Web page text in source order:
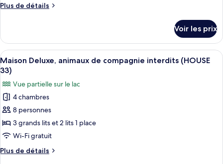
Familiale,
compagnie
interdits
(HOUSE
23)
Plus de détails
Plus
le
type
de
chambre
Maison
Familiale,
animaux
de
compagnie
interdits
23)
Voir les prix
Afficher
toutes
les
photos
pour
ce
type
de
chambre :
Maison
Un lit bien fait, avec une couverture
9
Maison Deluxe, animaux de compagnie interdits (HOUSE
33)
Vue partielle sur le lac
4 chambres
8 personnes
3 grands lits et 2 lits 1 place
Wi-Fi gratuit
Plus de détails
Plus